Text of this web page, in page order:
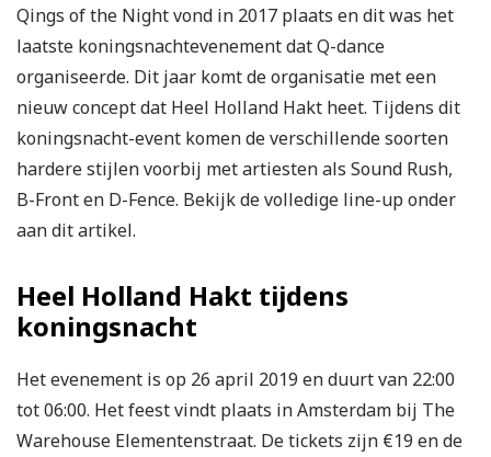
Qings of the Night vond in 2017 plaats en dit was het
laatste koningsnachtevenement dat Q-dance
organiseerde. Dit jaar komt de organisatie met een
nieuw concept dat Heel Holland Hakt heet. Tijdens dit
koningsnacht-event komen de verschillende soorten
hardere stijlen voorbij met artiesten als Sound Rush,
B-Front en D-Fence. Bekijk de volledige line-up onder
aan dit artikel.
Heel Holland Hakt tijdens
koningsnacht
Het evenement is op 26 april 2019 en duurt van 22:00
tot 06:00. Het feest vindt plaats in Amsterdam bij The
Warehouse Elementenstraat. De tickets zijn €19 en de